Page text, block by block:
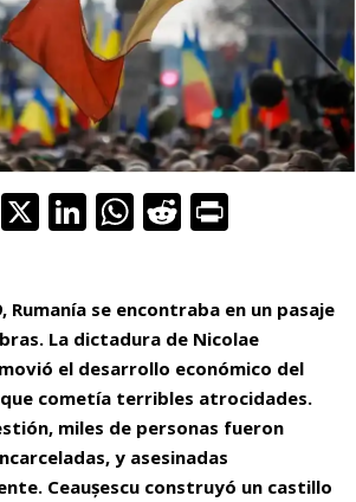
F
b
o
o
k
X Li
e
dI
n
W
s
A
p
p
R
di
t
Rumanía se encontraba en un pasaje
La dictadura de Nicolae
el desarrollo económico del
cometía terribles atrocidades.
miles de personas fueron
y asesinadas
Ceaușescu construyó un castillo